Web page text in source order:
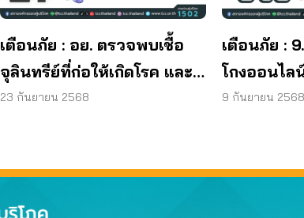
เตือนภัย : อย. ตรวจพบเชื้อ
จุลินทรีย์ที่ก่อให้เกิดโรค และ
พบแบคทีเรีย ยีสต์ และรา เกิน
23 กันยายน 2568
เตือนภัย :
โกงออนไล
หลอกบ่อยที่
9 กันยายน 2568